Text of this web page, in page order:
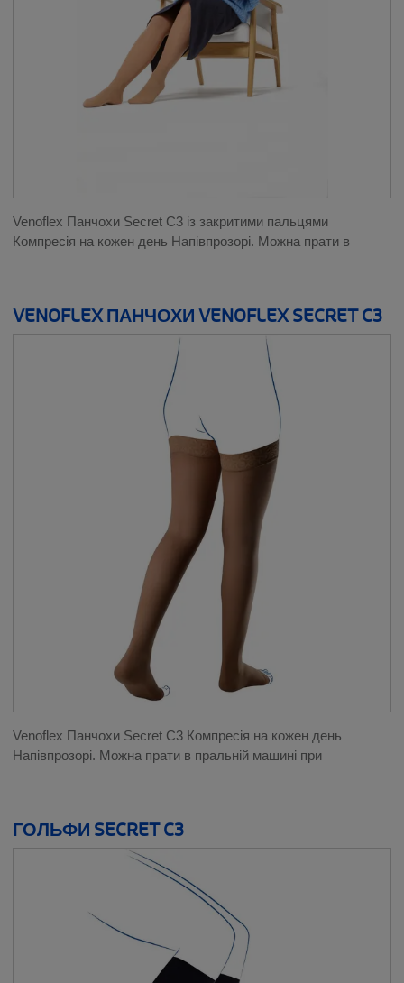
Venoflex Панчохи Secret C3 із закритими пальцями
Компресія на кожен день Напівпрозорі. Можна прати в
VENOFLEX ПАНЧОХИ VENOFLEX SECRET C3
Venoflex Панчохи Secret C3 Компресія на кожен день
Напівпрозорі. Можна прати в пральній машині при
ГОЛЬФИ SECRET C3